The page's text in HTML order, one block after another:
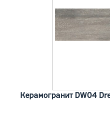
Керамогранит DW04